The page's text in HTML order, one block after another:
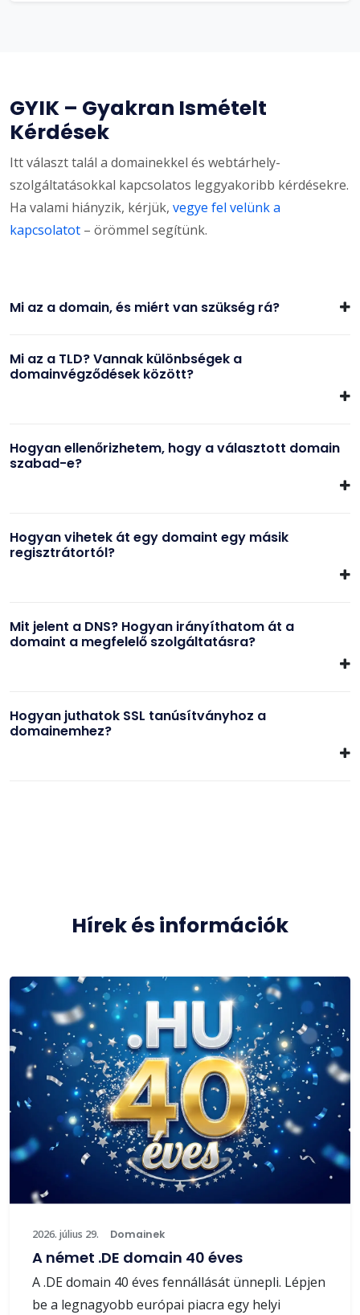
GYIK – Gyakran Ismételt
Kérdések
Itt választ talál a domainekkel és webtárhely-
szolgáltatásokkal kapcsolatos leggyakoribb kérdésekre.
Ha valami hiányzik, kérjük, vegye fel velünk a
kapcsolatot – örömmel segítünk.
Mi az a domain, és miért van szükség rá?
Mi az a TLD? Vannak különbségek a
domainvégződések között?
Hogyan ellenőrizhetem, hogy a választott domain
szabad-e?
Hogyan vihetek át egy domaint egy másik
regisztrátortól?
Mit jelent a DNS? Hogyan irányíthatom át a
domaint a megfelelő szolgáltatásra?
Hogyan juthatok SSL tanúsítványhoz a
domainemhez?
Hírek és információk
2026. július 29. Domainek
A német .DE domain 40 éves
A .DE domain 40 éves fennállását ünnepli. Lépjen
be a legnagyobb európai piacra egy helyi